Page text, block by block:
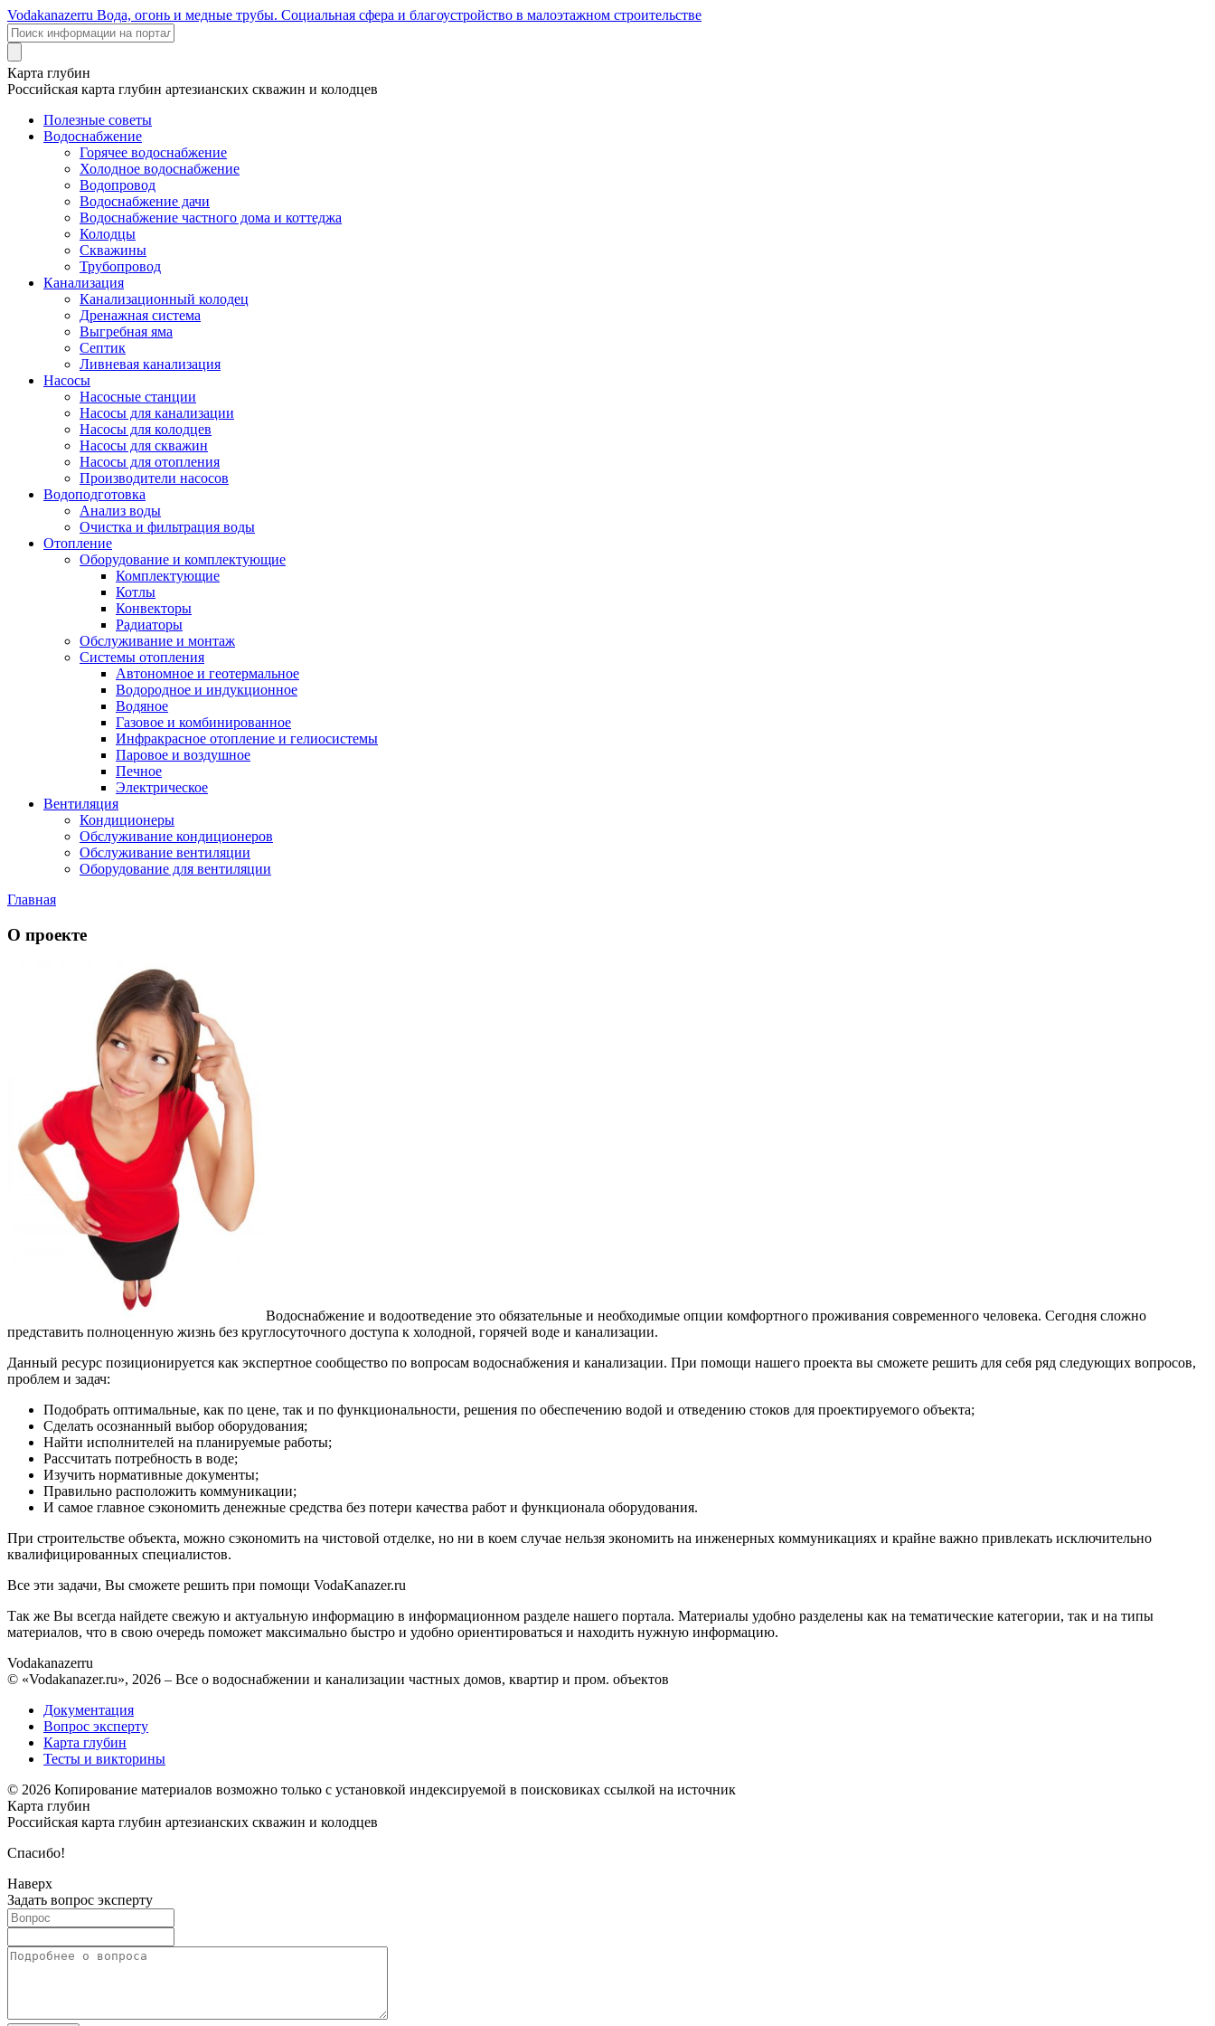
Vodakanazerru Вода, огонь и медные трубы. Социальная сфера и благоустройство в малоэтажном строительстве
Карта глубин
Российская карта глубин артезианских скважин и колодцев
Полезные советы
Водоснабжение
Горячее водоснабжение
Холодное водоснабжение
Водопровод
Водоснабжение дачи
Водоснабжение частного дома и коттеджа
Колодцы
Скважины
Трубопровод
Канализация
Канализационный колодец
Дренажная система
Выгребная яма
Септик
Ливневая канализация
Насосы
Насосные станции
Насосы для канализации
Насосы для колодцев
Насосы для скважин
Насосы для отопления
Производители насосов
Водоподготовка
Анализ воды
Очистка и фильтрация воды
Отопление
Оборудование и комплектующие
Комплектующие
Котлы
Конвекторы
Радиаторы
Обслуживание и монтаж
Системы отопления
Автономное и геотермальное
Водородное и индукционное
Водяное
Газовое и комбинированное
Инфракрасное отопление и гелиосистемы
Паровое и воздушное
Печное
Электрическое
Вентиляция
Кондиционеры
Обслуживание кондиционеров
Обслуживание вентиляции
Оборудование для вентиляции
Главная
О проекте
Водоснабжение и водоотведение это обязательные и необходимые опции комфортного проживания современного человека. Сегодня сложно
представить полноценную жизнь без круглосуточного доступа к холодной, горячей воде и канализации.
Данный ресурс позиционируется как экспертное сообщество по вопросам водоснабжения и канализации. При помощи нашего проекта вы сможете решить для себя ряд следующих вопросов,
проблем и задач:
Подобрать оптимальные, как по цене, так и по функциональности, решения по обеспечению водой и отведению стоков для проектируемого объекта;
Сделать осознанный выбор оборудования;
Найти исполнителей на планируемые работы;
Рассчитать потребность в воде;
Изучить нормативные документы;
Правильно расположить коммуникации;
И самое главное сэкономить денежные средства без потери качества работ и функционала оборудования.
При строительстве объекта, можно сэкономить на чистовой отделке, но ни в коем случае нельзя экономить на инженерных коммуникациях и крайне важно привлекать исключительно
квалифицированных специалистов.
Все эти задачи, Вы сможете решить при помощи VodaKanazer.ru
Так же Вы всегда найдете свежую и актуальную информацию в информационном разделе нашего портала. Материалы удобно разделены как на тематические категории, так и на типы
материалов, что в свою очередь поможет максимально быстро и удобно ориентироваться и находить нужную информацию.
Vodakanazerru
© «Vodakanazer.ru», 2026 – Все о водоснабжении и канализации частных домов, квартир и пром. объектов
Документация
Вопрос эксперту
Карта глубин
Тесты и викторины
© 2026 Копирование материалов возможно только с установкой индексируемой в поисковиках ссылкой на источник
Карта глубин
Российская карта глубин артезианских скважин и колодцев
Спасибо!
Наверх
Задать вопрос эксперту